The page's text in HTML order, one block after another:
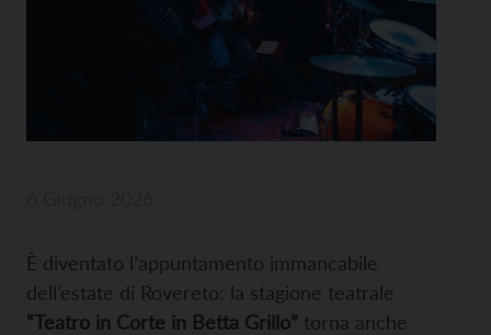
È diventato l’appuntamento immancabile
dell’estate di Rovereto: la stagione teatrale
“Teatro in Corte in Betta Grillo” torna anche